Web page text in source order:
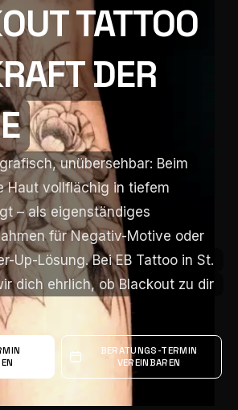
TATTOO
DER
unübersehbar: Beim
Haut vollflächig in tiefem
– als eigenständiges
für Negativ-Motive oder
Up-Lösung. Bei EB Tattoo in St.
dich ehrlich, ob Blackout zu dir
TATTOO
DER
unübersehbar: Beim
Haut vollflächig in tiefem
– als eigenständiges
für Negativ-Motive oder
Up-Lösung. Bei EB Tattoo in St.
dich ehrlich, ob Blackout zu dir
BERATUNGS-TERMIN
VEREINBAREN